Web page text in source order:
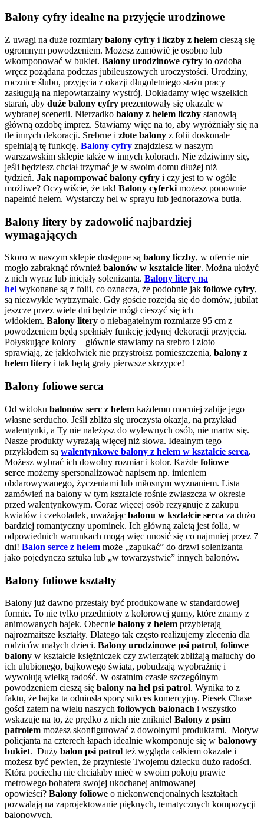
Balony cyfry idealne na przyjęcie urodzinowe
Z uwagi na duże rozmiary balony cyfry i liczby z helem cieszą się
ogromnym powodzeniem. Możesz zamówić je osobno lub
wkomponować w bukiet. Balony urodzinowe cyfry to ozdoba
wręcz pożądana podczas jubileuszowych uroczystości. Urodziny,
rocznice ślubu, przyjęcia z okazji długoletniego stażu pracy
zasługują na niepowtarzalny wystrój. Dokładamy więc wszelkich
starań, aby duże balony cyfry prezentowały się okazale w
wybranej scenerii. Nierzadko balony z helem liczby stanowią
główną ozdobę imprez. Stawiamy więc na to, aby wyróżniały się na
tle innych dekoracji. Srebrne i złote balony z folii doskonale
spełniają tę funkcję. Balony cyfry znajdziesz w naszym
warszawskim sklepie także w innych kolorach. Nie zdziwimy się,
jeśli będziesz chciał trzymać je w swoim domu dłużej niż
tydzień. Jak napompować balony cyfry i czy jest to w ogóle
możliwe? Oczywiście, że tak! Balony cyferki możesz ponownie
napełnić helem. Wystarczy hel w sprayu lub jednorazowa butla.
Balony litery by zadowolić najbardziej
wymagających
Skoro w naszym sklepie dostępne są balony liczby, w ofercie nie
mogło zabraknąć również balonów w kształcie liter. Można ułożyć
z nich wyraz lub inicjały solenizanta. Balony litery na
hel wykonane są z folii, co oznacza, że podobnie jak foliowe cyfry,
są niezwykle wytrzymałe. Gdy goście rozejdą się do domów, jubilat
jeszcze przez wiele dni będzie mógł cieszyć się ich
widokiem. Balony litery o niebagatelnym rozmiarze 95 cm z
powodzeniem będą spełniały funkcję jedynej dekoracji przyjęcia.
Połyskujące kolory – głównie stawiamy na srebro i złoto –
sprawiają, że jakkolwiek nie przystroisz pomieszczenia, balony z
helem litery i tak będą grały pierwsze skrzypce!
Balony foliowe serca
Od widoku balonów serc z helem każdemu mocniej zabije jego
własne serducho. Jeśli zbliża się uroczysta okazja, na przykład
walentynki, a Ty nie należysz do wylewnych osób, nie martw się.
Nasze produkty wyrażają więcej niż słowa. Idealnym tego
przykładem są walentynkowe balony z helem w kształcie serca.
Możesz wybrać ich dowolny rozmiar i kolor. Każde foliowe
serce możemy spersonalizować napisem np. imieniem
obdarowywanego, życzeniami lub miłosnym wyznaniem. Lista
zamówień na balony w tym kształcie rośnie zwłaszcza w okresie
przed walentynkowym. Coraz więcej osób rezygnuje z zakupu
kwiatów i czekoladek, uważając balonu w kształcie serca za dużo
bardziej romantyczny upominek. Ich główną zaletą jest folia, w
odpowiednich warunkach mogą więc unosić się co najmniej przez 7
dni! Balon serce z helem może „zapukać” do drzwi solenizanta
jako pojedyncza sztuka lub „w towarzystwie” innych balonów.
Balony foliowe kształty
Balony już dawno przestały być produkowane w standardowej
formie. To nie tylko przedmioty z kolorowej gumy, które znamy z
animowanych bajek. Obecnie balony z helem przybierają
najrozmaitsze kształty. Dlatego tak często realizujemy zlecenia dla
rodziców małych dzieci. Balony urodzinowe psi patrol, foliowe
balony w kształcie księżniczek czy zwierzątek zbliżają maluchy do
ich ulubionego, bajkowego świata, pobudzają wyobraźnię i
wywołują wielką radość. W ostatnim czasie szczególnym
powodzeniem cieszą się balony na hel psi patrol. Wynika to z
faktu, że bajka ta odniosła spory sukces komercyjny. Piesek Chase
gości zatem na wielu naszych foliowych balonach i wszystko
wskazuje na to, że prędko z nich nie zniknie! Balony z psim
patrolem możesz skonfigurować z dowolnymi produktami. Motyw
policjanta na czterech łapach idealnie wkomponuje się w balonowy
bukiet. Duży balon psi patrol też wygląda całkiem okazale i
możesz być pewien, że przyniesie Twojemu dziecku dużo radości.
Która pociecha nie chciałaby mieć w swoim pokoju prawie
metrowego bohatera swojej ukochanej animowanej
opowieści? Balony foliowe o niekonwencjonalnych kształtach
pozwalają na zaprojektowanie pięknych, tematycznych kompozycji
balonowych.